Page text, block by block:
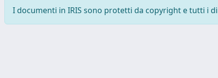
I documenti in IRIS sono protetti da copyright e tutti i